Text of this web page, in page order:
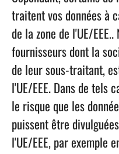
traitent vos données à
de la zone de l'UE/
fournisseurs dont la
de leur sous-traitant,
l'UE/EEE. Dans de tels
le risque que les
puissent être
l'UE/EEE, par exemple